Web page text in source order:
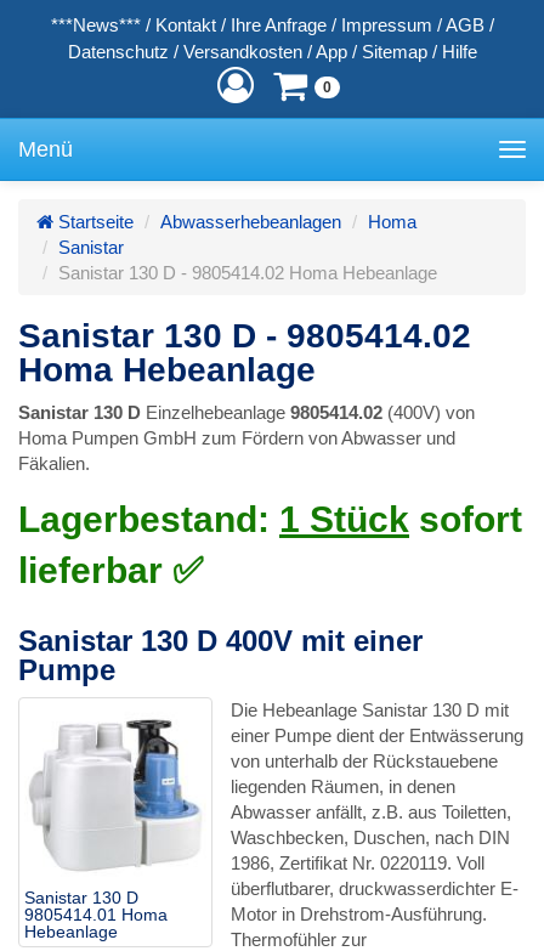
***News*** / Kontakt / Ihre Anfrage / Impressum / AGB /
Datenschutz / Versandkosten / App / Sitemap / Hilfe
0
Menü
Startseite Abwasserhebeanlagen
Homa
Sanistar
Sanistar 130 D - 9805414.02 Homa Hebeanlage
Sanistar 130 D - 9805414.02
Homa Hebeanlage
Sanistar 130 D Einzelhebeanlage 9805414.02 (400V) von
Homa Pumpen GmbH zum Fördern von Abwasser und
Fäkalien.
Lagerbestand: 1 Stück sofort
lieferbar ✅
Sanistar 130 D 400V mit einer
Pumpe
Sanistar 130 D
9805414.01 Homa
Hebeanlage
Die Hebeanlage Sanistar 130 D mit
einer Pumpe dient der Entwässerung
von unterhalb der Rückstauebene
liegenden Räumen, in denen
Abwasser anfällt, z.B. aus Toiletten,
Waschbecken, Duschen, nach DIN
1986, Zertifikat Nr. 0220119. Voll
überflutbarer, druckwasserdichter E-
Motor in Drehstrom-Ausführung.
Thermofühler zur